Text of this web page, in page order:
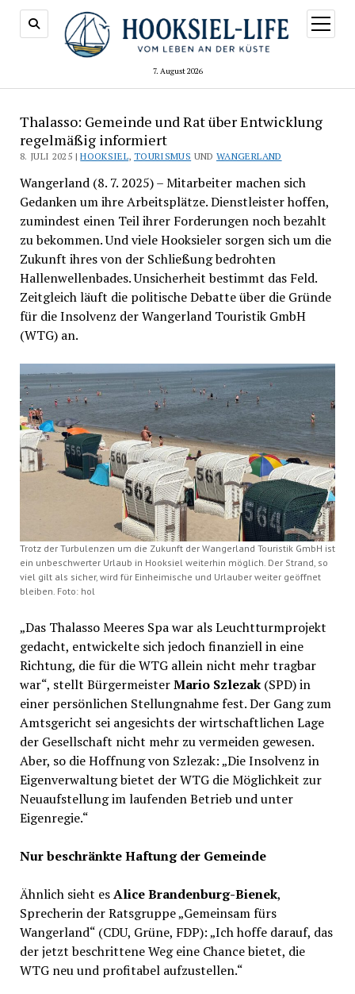
7. August 2026
Menü
öffnen
Thalasso: Gemeinde und Rat über Entwicklung
regelmäßig informiert
8. JULI 2025 |HOOKSIEL, TOURISMUS UND WANGERLAND
Wangerland (8. 7. 2025) – Mitarbeiter machen sich
Gedanken um ihre Arbeitsplätze. Dienstleister hoffen,
zumindest einen Teil ihrer Forderungen noch bezahlt
zu bekommen. Und viele Hooksieler sorgen sich um die
Zukunft ihres von der Schließung bedrohten
Hallenwellenbades. Unsicherheit bestimmt das Feld.
Zeitgleich läuft die politische Debatte über die Gründe
für die Insolvenz der Wangerland Touristik GmbH
(WTG) an.
Trotz der Turbulenzen um die Zukunft der Wangerland Touristik GmbH ist
ein unbeschwerter Urlaub in Hooksiel weiterhin möglich. Der Strand, so
viel gilt als sicher, wird für Einheimische und Urlauber weiter geöffnet
bleiben. Foto: hol
„Das Thalasso Meeres Spa war als Leuchtturmprojekt
gedacht, entwickelte sich jedoch finanziell in eine
Richtung, die für die WTG allein nicht mehr tragbar
war“, stellt BürgermeisterMario Szlezak (SPD) in
einer persönlichen Stellungnahme fest. Der Gang zum
Amtsgericht sei angesichts der wirtschaftlichen Lage
der Gesellschaft nicht mehr zu vermeiden gewesen.
Aber, so die Hoffnung von Szlezak: „Die Insolvenz in
Eigenverwaltung bietet der WTG die Möglichkeit zur
Neuaufstellung im laufenden Betrieb und unter
Eigenregie.“
Nur beschränkte Haftung der Gemeinde
Ähnlich sieht esAlice Brandenburg-Bienek,
Sprecherin der Ratsgruppe „Gemeinsam fürs
Wangerland“ (CDU, Grüne, FDP): „Ich hoffe darauf, das
der jetzt beschrittene Weg eine Chance bietet, die
WTG neu und profitabel aufzustellen.“